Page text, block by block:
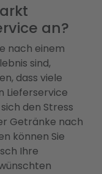
an?
nach einem
sind,
dass viele
Lieferservice
den Stress
Getränke nach
können Sie
Ihre